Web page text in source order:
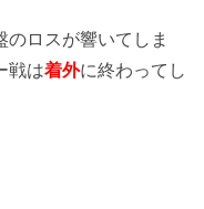
ロスが響いてしま
戦は着外に終わってし